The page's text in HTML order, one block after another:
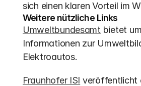
sich einen klaren Vorteil im
Weitere nützliche Links
Umweltbundesamt bietet
Informationen zur
Elektroautos.
Fraunhofer ISI veröffentlicht